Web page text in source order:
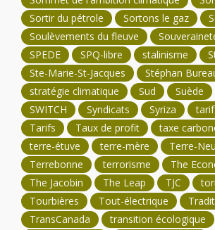
Sortir du pétrole
Sortons le gaz
Soulèvements du fleuve
SPEDE
SPQ-libre stalinisme
Ste-Marie-St-Jacques
Stéphan
stratégie climatique
Sud Suède
SWITCH
Syndicats Syriza
Tarifs
Taux de profit
taxe
terre-étuve
terre-mère
Terre-
Terrebonne
terrorisme
The
The Jacobin
The Leap TJC
Tourbières
Tout-électrique
TransCanada
transition écologique